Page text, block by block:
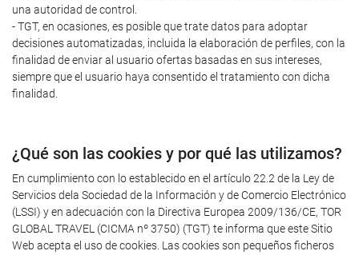
una autoridad de control.
- TGT, en ocasiones, es posible que trate datos para adoptar
decisiones automatizadas, incluida la elaboración de perfiles, con la
finalidad de enviar al usuario ofertas basadas en sus intereses,
siempre que el usuario haya consentido el tratamiento con dicha
finalidad.
¿Qué son las cookies y por qué las utilizamos?
En cumplimiento con lo establecido en el artículo 22.2 de la Ley de
Servicios dela Sociedad de la Información y de Comercio Electrónico
(LSSI) y en adecuación con la Directiva Europea 2009/136/CE, TOR
GLOBAL TRAVEL (CICMA nº 3750) (TGT) te informa que este Sitio
Web acepta el uso de cookies. Las cookies son pequeños ficheros